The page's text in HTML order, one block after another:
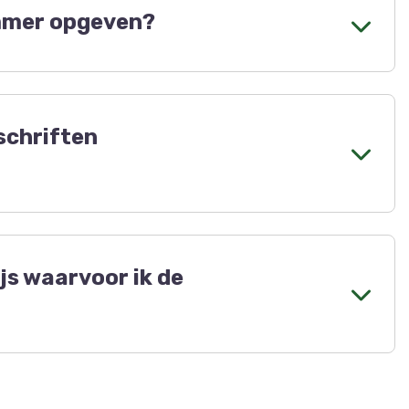
opgeven?
Het rekeningnummer hebben wij dus
bij de uitgeverij. Per factuur wordt dan wel
aan te passen. Neem daarvoor contact op
waarvoor ik de